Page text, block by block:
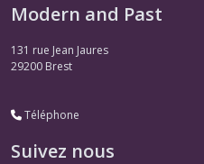
Modern and Past
131 rue Jean Jaures
29200 Brest
Téléphone
Suivez nous